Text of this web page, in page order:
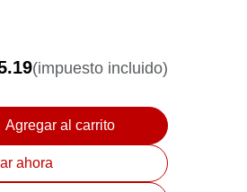
Agregar al carrito
ahora
(impuesto incluido)